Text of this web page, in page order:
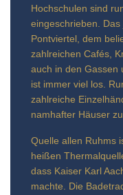
Hochschulen sind
eingeschrieben.
Pontviertel, dem
zahlreichen Cafés,
auch in den Gassen
ist immer viel los.
zahlreiche
namhafter Häuser
Quelle allen Ruhms
heißen
dass Kaiser Karl
machte. Die